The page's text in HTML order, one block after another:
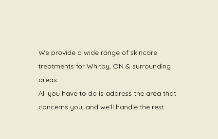
We provide a wide range of skincare
treatments for Whitby, ON & surrounding
areas.
All you have to do is address the area that
concerns you, and we’ll handle the rest.